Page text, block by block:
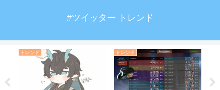
#ツイッター トレンド
トレンド トレンド